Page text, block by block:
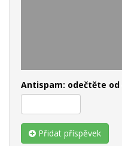
Antispam: odečtěte od
Přidat příspěvek